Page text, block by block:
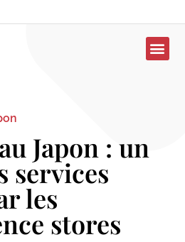
Japon : un
services
les
stores